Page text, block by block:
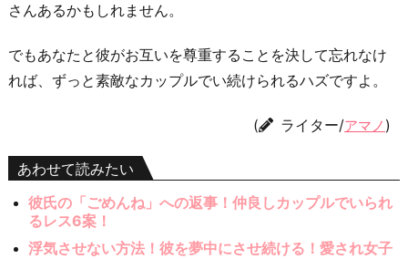
さんあるかもしれません。
でもあなたと彼がお互いを尊重することを決して忘れなけ
れば、ずっと素敵なカップルでい続けられるハズですよ。
( ライター/アマノ )
あわせて読みたい
彼氏の「ごめんね」への返事！仲良しカップルでいられ
るレス6案！
浮気させない方法！彼を夢中にさせ続ける！愛され女子